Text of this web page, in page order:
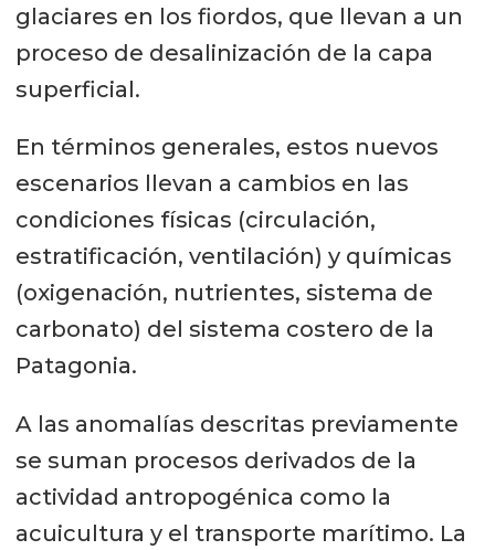
glaciares en los fiordos, que llevan a un
proceso de desalinización de la capa
superficial.
En términos generales, estos nuevos
escenarios llevan a cambios en las
condiciones físicas (circulación,
estratificación, ventilación) y químicas
(oxigenación, nutrientes, sistema de
carbonato) del sistema costero de la
Patagonia.
A las anomalías descritas previamente
se suman procesos derivados de la
actividad antropogénica como la
acuicultura y el transporte marítimo. La